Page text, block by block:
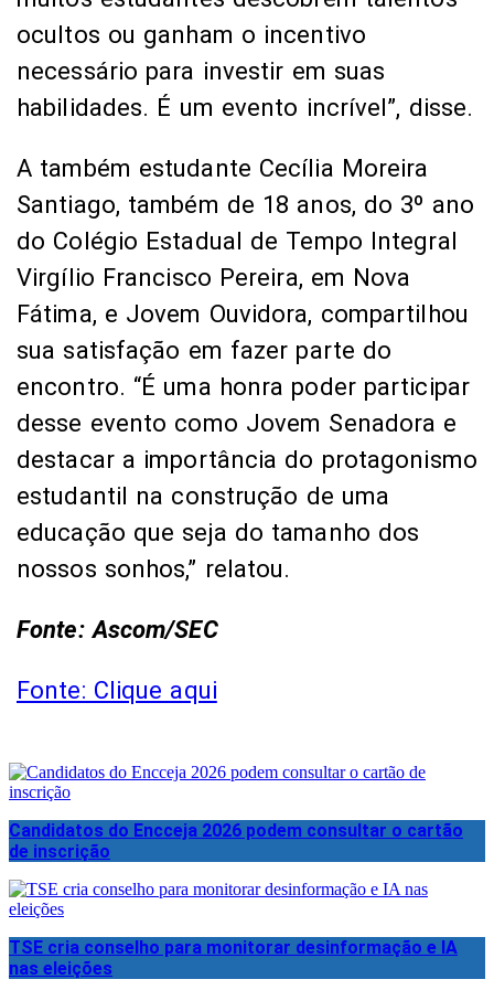
ocultos ou ganham o incentivo
necessário para investir em suas
habilidades. É um evento incrível”, disse.
A também estudante Cecília Moreira
Santiago, também de 18 anos, do 3º ano
do Colégio Estadual de Tempo Integral
Virgílio Francisco Pereira, em Nova
Fátima, e Jovem Ouvidora, compartilhou
sua satisfação em fazer parte do
encontro. “É uma honra poder participar
desse evento como Jovem Senadora e
destacar a importância do protagonismo
estudantil na construção de uma
educação que seja do tamanho dos
nossos sonhos,” relatou.
Fonte: Ascom/SEC
Fonte: Clique aqui
Candidatos do Encceja 2026 podem consultar o cartão
de inscrição
TSE cria conselho para monitorar desinformação e IA
nas eleições